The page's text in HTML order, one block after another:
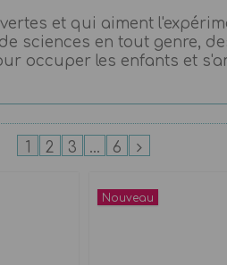
et qui aiment
sciences en tout genre,
occuper les enfants et
1 2 3 ... 6
Nouveau